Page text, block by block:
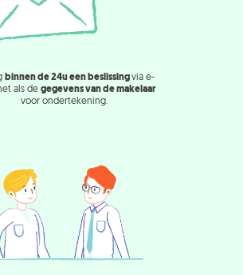
binnen de 24u een beslissingvia e-
als de gegevens van de makelaar
voor ondertekening.